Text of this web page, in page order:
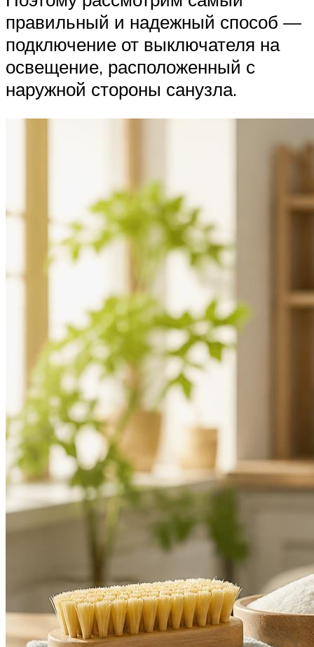
правильный и надежный способ —
подключение от выключателя на
освещение, расположенный с
наружной стороны санузла.